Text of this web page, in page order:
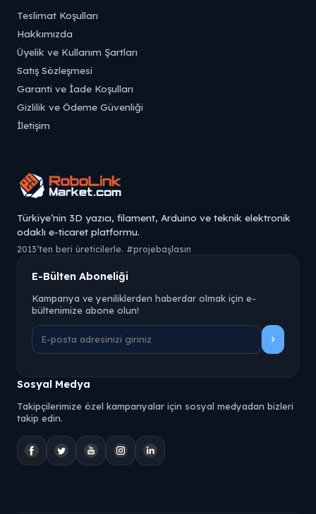
Teslimat Koşulları
Hakkımızda
Üyelik ve Kullanım Şartları
Satış Sözleşmesi
Garanti ve İade Koşulları
Gizlilik ve Ödeme Güvenliği
İletişim
Türkiye’nin 3D yazıcı, filament, Arduino ve teknik elektronik
odaklı e-ticaret platformu.
2013’ten beri üreticilerle. #projebaşlasın
E-Bülten Aboneliği
Kampanya ve yeniliklerden haberdar olmak için e-
bültenimize abone olun!
Sosyal Medya
Takipçilerimize özel kampanyalar için sosyal medyadan bizleri
takip edin.